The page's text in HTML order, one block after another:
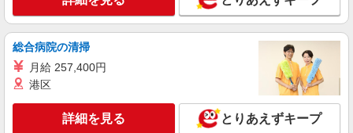
総合病院の清掃
月給 257,400円
港区
詳細を見る とりあえずキープ